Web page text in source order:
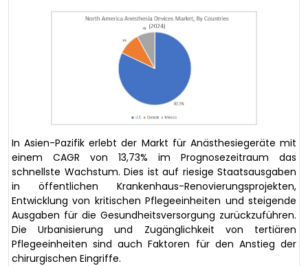
In Asien-Pazifik erlebt der Markt für Anästhesiegeräte mit
einem CAGR von 13,73% im Prognosezeitraum das
schnellste Wachstum. Dies ist auf riesige Staatsausgaben
in öffentlichen Krankenhaus-Renovierungsprojekten,
Entwicklung von kritischen Pflegeeinheiten und steigende
Ausgaben für die Gesundheitsversorgung zurückzuführen.
Die Urbanisierung und Zugänglichkeit von tertiären
Pflegeeinheiten sind auch Faktoren für den Anstieg der
chirurgischen Eingriffe.